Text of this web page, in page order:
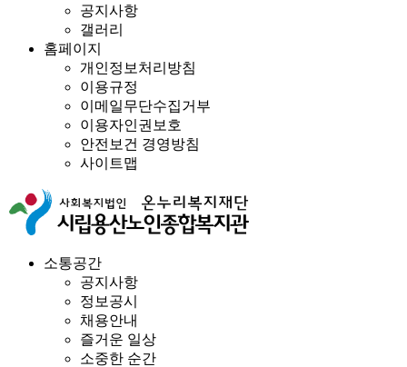
공지사항
갤러리
홈페이지
개인정보처리방침
이용규정
이메일무단수집거부
이용자인권보호
안전보건 경영방침
사이트맵
소통공간
공지사항
정보공시
채용안내
즐거운 일상
소중한 순간